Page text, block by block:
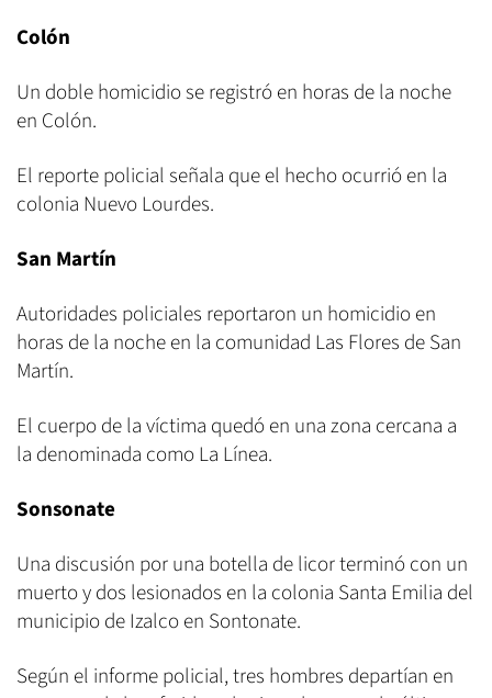
Colón
Un doble homicidio se registró en horas de la noche
en Colón.
El reporte policial señala que el hecho ocurrió en la
colonia Nuevo Lourdes.
San Martín
Autoridades policiales reportaron un homicidio en
horas de la noche en la comunidad Las Flores de San
Martín.
El cuerpo de la víctima quedó en una zona cercana a
la denominada como La Línea.
Sonsonate
Una discusión por una botella de licor terminó con un
muerto y dos lesionados en la colonia Santa Emilia del
municipio de Izalco en Sontonate.
Según el informe policial, tres hombres departían en